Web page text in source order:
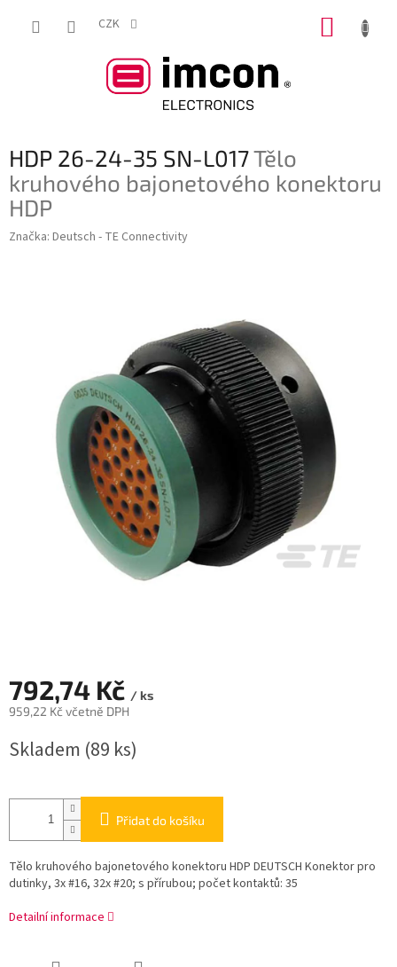
CZK
HDP 26-24-35 SN-L017Tělo
kruhového bajonetového konektoru
HDP
Značka: Deutsch - TE Connectivity
792,74 Kč / ks
959,22 Kč včetně DPH
cena:
Skladem (89 ks)
Přidat do košíku
Tělo kruhového bajonetového konektoru HDP DEUTSCH Konektor pro
dutinky, 3x #16, 32x #20; s přírubou; počet kontaktů: 35
Detailní informace